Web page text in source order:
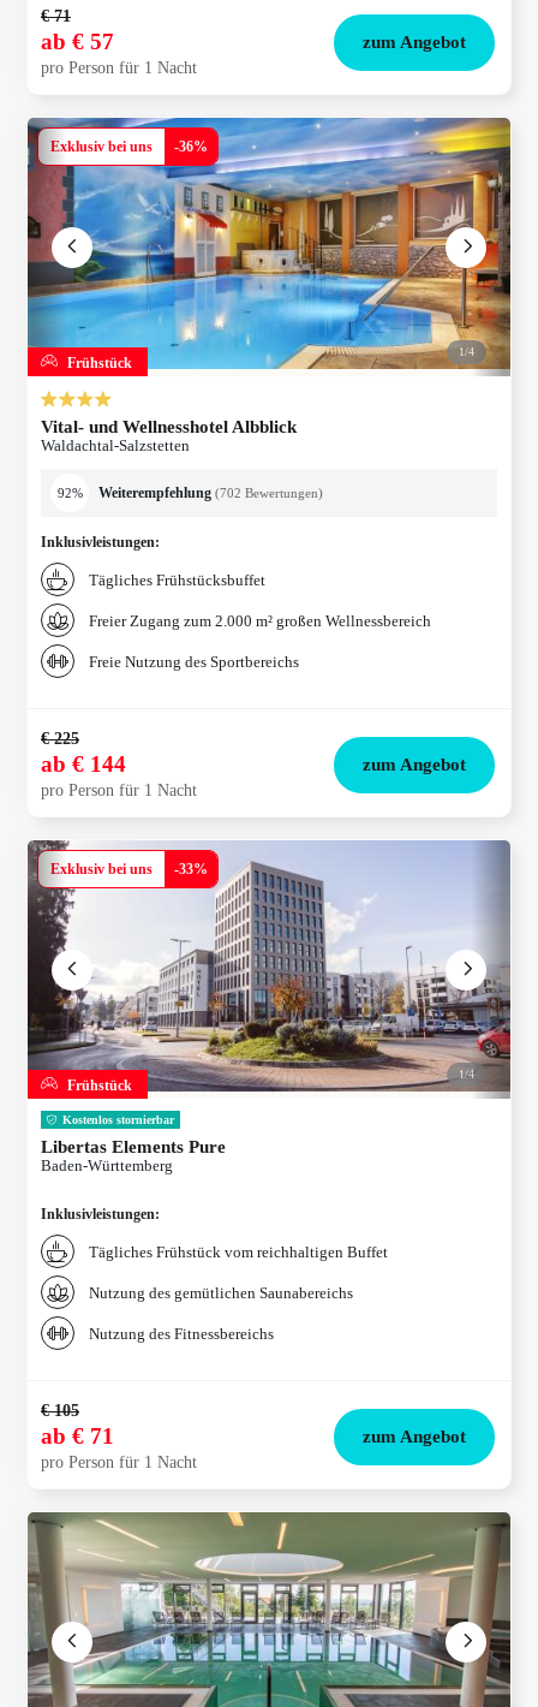
€ 71
ab € 57
pro Person für 1 Nacht
zum Angebot
Frühstück
Exklusiv bei uns -36%
1/4
Vital- und Wellnesshotel Albblick
Waldachtal-Salzstetten
92% Weiterempfehlung (702 Bewertungen)
Inklusivleistungen:
Tägliches Frühstücksbuffet
Freier Zugang zum 2.000 m² großen Wellnessbereich
Freie Nutzung des Sportbereichs
€ 225
ab € 144
pro Person für 1 Nacht
zum Angebot
Frühstück
Exklusiv bei uns -33%
1/4
Kostenlos stornierbar
Libertas Elements Pure
Baden-Württemberg
Inklusivleistungen:
Tägliches Frühstück vom reichhaltigen Buffet
Nutzung des gemütlichen Saunabereichs
Nutzung des Fitnessbereichs
€ 105
ab € 71
pro Person für 1 Nacht
zum Angebot